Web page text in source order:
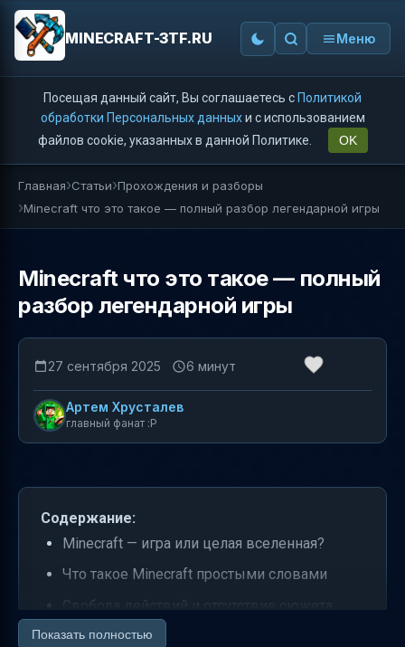
MINECRAFT-3TF.RU Меню
Посещая данный сайт, Вы соглашаетесь с Политикой
обработки Персональных данныхи с использованием
файлов cookie, указанных в данной Политике.
OK
Главная Статьи Прохождения и разборы
Minecraft что это такое — полный разбор легендарной игры
Minecraft что это такое — полный
разбор легендарной игры
27 сентября 2025 6 минут
Артем Хрусталев
главный фанат :P
Содержание:
Minecraft — игра или целая вселенная?
Что такое Minecraft простыми словами
Свобода действий и отсутствие сюжета
Основные игровые механики
Показать полностью